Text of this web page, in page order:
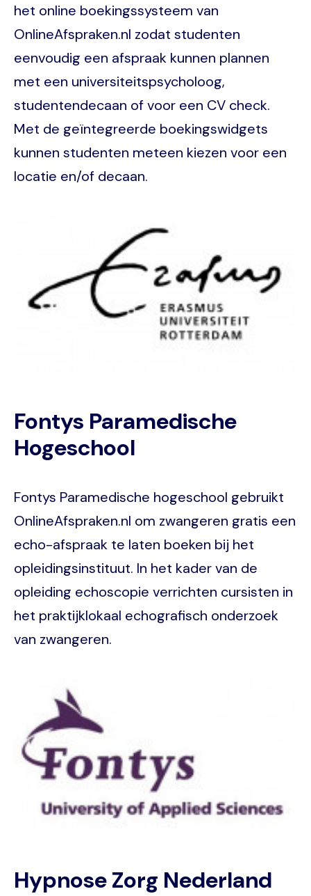
het online boekingssysteem van
OnlineAfspraken.nl zodat studenten
eenvoudig een afspraak kunnen plannen
met een universiteitspsycholoog,
studentendecaan of voor een CV check.
Met de geïntegreerde boekingswidgets
kunnen studenten meteen kiezen voor een
locatie en/of decaan.
Fontys Paramedische
Hogeschool
Fontys Paramedische hogeschool gebruikt
OnlineAfspraken.nl om zwangeren gratis een
echo-afspraak te laten boeken bij het
opleidingsinstituut. In het kader van de
opleiding echoscopie verrichten cursisten in
het praktijklokaal echografisch onderzoek
van zwangeren.
Hypnose Zorg Nederland